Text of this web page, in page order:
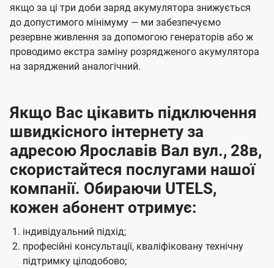
якщо за ці три доби заряд акумулятора знижується
до допустимого мінімуму — ми забезпечуємо
резервне живлення за допомогою генераторів або ж
проводимо екстра заміну розрядженого акумулятора
на заряджений аналогічний.
Якщо Вас цікавить підключення
швидкісного інтернету за
адресою Ярославів Вал вул., 28в,
скористайтеся послугами нашої
компанії. Обираючи UTELS,
кожен абонент отримує:
індивідуальний підхід;
професійні консультації, кваліфіковану технічну
підтримку цілодобово;